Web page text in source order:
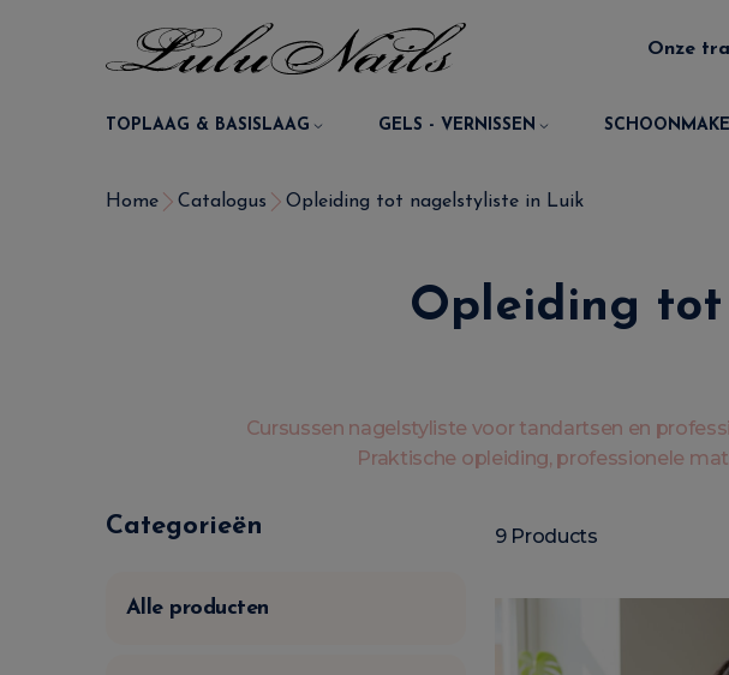
Onze
TOPLAAG & BASISLAAG GELS - VERNISSEN
Home Catalogus Opleiding tot nagelstyliste in Luik
Opleiding
Cursussen nagelstyliste voor tandartsen en
Praktische opleiding, professionele
Categorieën
Alle producten
9 Products